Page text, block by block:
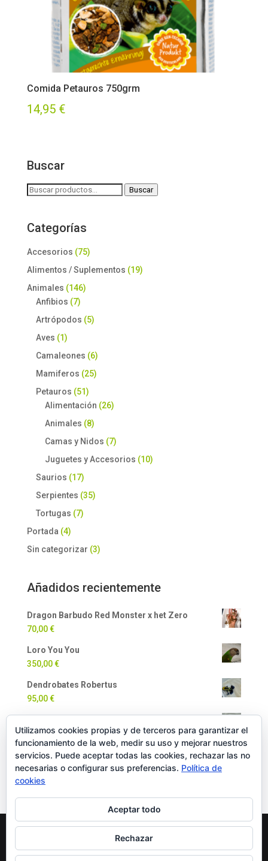
Comida Petauros 750grm
14,95 €
Buscar
Buscar
Buscar
Categorías
Accesorios (75)
Alimentos / Suplementos (19)
Animales (146)
Anfibios (7)
Artrópodos (5)
Aves (1)
Camaleones (6)
Mamiferos (25)
Petauros (51)
Alimentación (26)
Animales (8)
Camas y Nidos (7)
Juguetes y Accesorios (10)
Saurios (17)
Serpientes (35)
Tortugas (7)
Portada (4)
Sin categorizar (3)
Añadidos recientemente
Dragon Barbudo Red Monster x het Zero
70,00€
Loro You You
350,00€
Dendrobates Robertus
95,00€
90,00€
Milpiés Gigante
35,00€
Copyright Oficial © 2022 EXOTICPANIMALS |Política
Utilizamos cookies propias y de terceros para garantizar el
funcionamiento de la web, medir su uso y mejorar nuestros
servicios. Puede aceptar todas las cookies, rechazar las no
necesarias o configurar sus preferencias. Política de
cookies
Aceptar todo
Rechazar